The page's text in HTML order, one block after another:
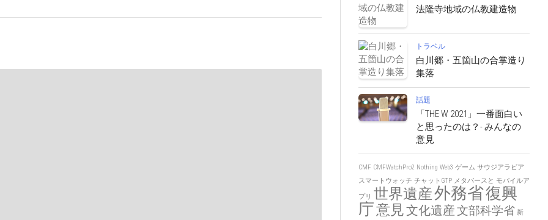
法隆寺地域の仏教建造物
トラベル
白川郷・五箇山の合掌造り
集落
話題
「THE W 2021」一番面白い
と思ったのは？- みんなの
意見
CMF CMFWatchPro2 Nothing Web3 ゲーム サウジアラビア
スマートウォッチ チャットGTP メタバースと モバイルア
プリ 世界遺産外務省復興
庁意見文化遺産文部科学省 新